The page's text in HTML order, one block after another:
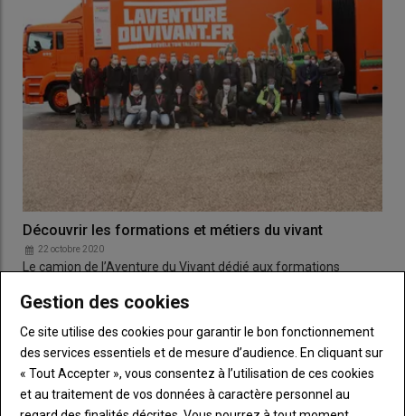
Découvrir les formations et métiers du vivant
22 octobre 2020
Le camion de l’Aventure du Vivant dédié aux formations
Gestion des cookies
Ce site utilise des cookies pour garantir le bon fonctionnement
des services essentiels et de mesure d’audience. En cliquant sur
« Tout Accepter », vous consentez à l’utilisation de ces cookies
et au traitement de vos données à caractère personnel au